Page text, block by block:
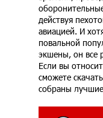
действуя
авиацией. И
повальной
экшены, он все
Если вы
сможете
собраны